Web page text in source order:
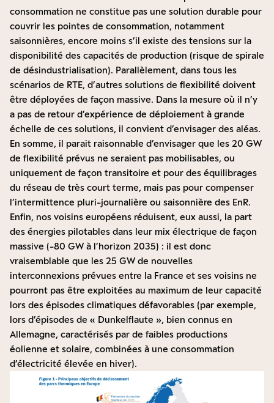
consommation ne constitue pas une solution durable pour
couvrir les pointes de consommation, notamment
saisonnières, encore moins s’il existe des tensions sur la
disponibilité des capacités de production (risque de spirale
de désindustrialisation). Parallèlement, dans tous les
scénarios de RTE, d’autres solutions de flexibilité doivent
être déployées de façon massive. Dans la mesure où il n’y
a pas de retour d’expérience de déploiement à grande
échelle de ces solutions, il convient d’envisager des aléas.
En somme, il parait raisonnable d’envisager que les 20 GW
de flexibilité prévus ne seraient pas mobilisables, ou
uniquement de façon transitoire et pour des équilibrages
du réseau de très court terme, mais pas pour compenser
l’intermittence pluri-journalière ou saisonnière des EnR.
Enfin, nos voisins européens réduisent, eux aussi, la part
des énergies pilotables dans leur mix électrique de façon
massive (-80 GW à l’horizon 2035) : il est donc
vraisemblable que les 25 GW de nouvelles
interconnexions prévues entre la France et ses voisins ne
pourront pas être exploitées au maximum de leur capacité
lors des épisodes climatiques défavorables (par exemple,
lors d’épisodes de « Dunkelflaute », bien connus en
Allemagne, caractérisés par de faibles productions
éolienne et solaire, combinées à une consommation
d’électricité élevée en hiver).